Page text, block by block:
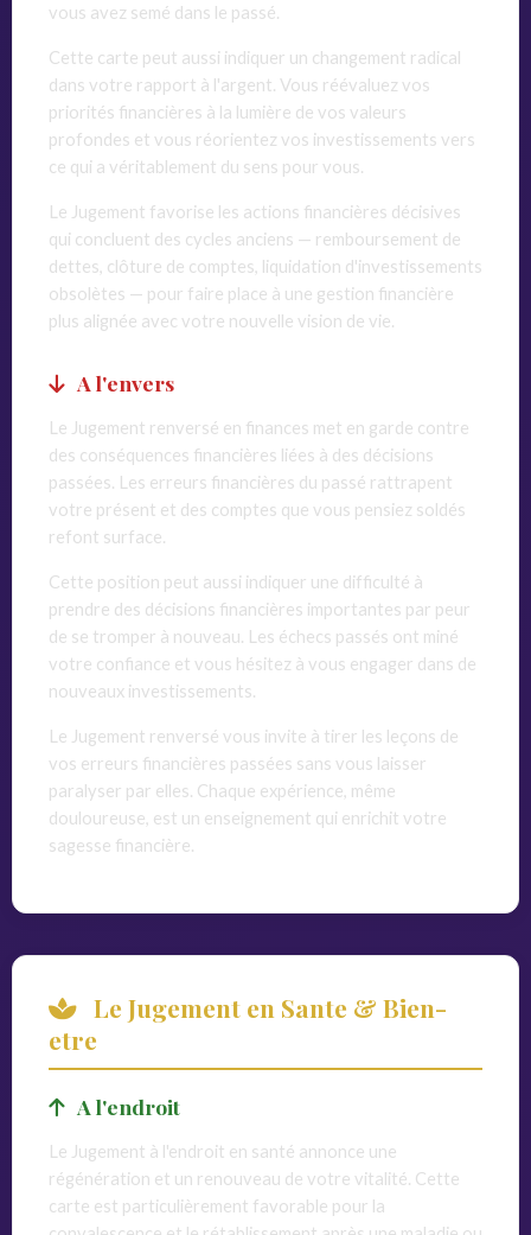
vous avez semé dans le passé.
Cette carte peut aussi indiquer un changement radical
dans votre rapport à l'argent. Vous réévaluez vos
priorités financières à la lumière de vos valeurs
profondes et vous réorientez vos investissements vers
ce qui a véritablement du sens pour vous.
Le Jugement favorise les actions financières décisives
qui concluent des cycles anciens — remboursement de
dettes, clôture de comptes, liquidation d'investissements
obsolètes — pour faire place à une gestion financière
plus alignée avec votre nouvelle vision de vie.
A l'envers
Le Jugement renversé en finances met en garde contre
des conséquences financières liées à des décisions
passées. Les erreurs financières du passé rattrapent
votre présent et des comptes que vous pensiez soldés
refont surface.
Cette position peut aussi indiquer une difficulté à
prendre des décisions financières importantes par peur
de se tromper à nouveau. Les échecs passés ont miné
votre confiance et vous hésitez à vous engager dans de
nouveaux investissements.
Le Jugement renversé vous invite à tirer les leçons de
vos erreurs financières passées sans vous laisser
paralyser par elles. Chaque expérience, même
douloureuse, est un enseignement qui enrichit votre
sagesse financière.
Le Jugement en Sante & Bien-
etre
A l'endroit
Le Jugement à l'endroit en santé annonce une
régénération et un renouveau de votre vitalité. Cette
carte est particulièrement favorable pour la